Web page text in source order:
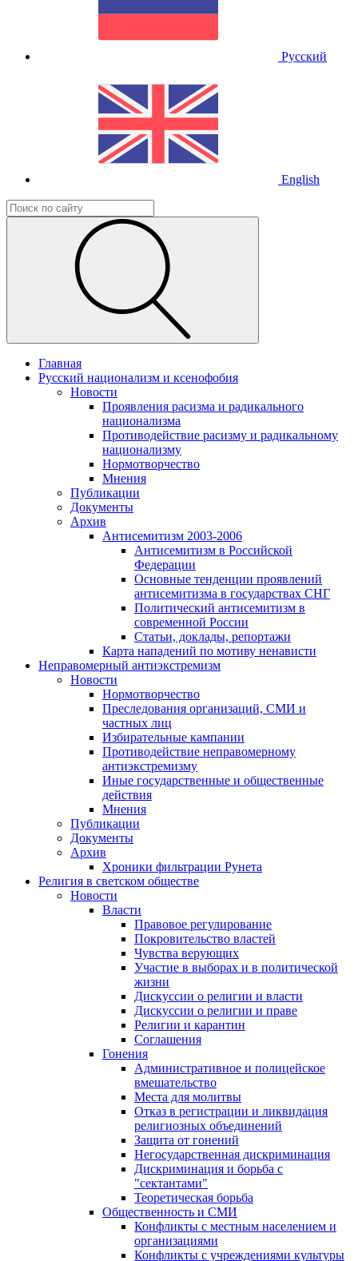
Русский
English
Главная
Русский национализм и ксенофобия
Новости
Проявления расизма и радикального
национализма
Противодействие расизму и радикальному
национализму
Нормотворчество
Мнения
Публикации
Документы
Архив
Антисемитизм 2003-2006
Антисемитизм в Российской
Федерации
Основные тенденции проявлений
антисемитизма в государствах СНГ
Политический антисемитизм в
современной России
Статьи, доклады, репортажи
Карта нападений по мотиву ненависти
Неправомерный антиэкстремизм
Новости
Нормотворчество
Преследования организаций, СМИ и
частных лиц
Избирательные кампании
Противодействие неправомерному
антиэкстремизму
Иные государственные и общественные
действия
Мнения
Публикации
Документы
Архив
Хроники фильтрации Рунета
Религия в светском обществе
Новости
Власти
Правовое регулирование
Покровительство властей
Чувства верующих
Участие в выборах и в политической
жизни
Дискуссии о религии и власти
Дискуссии о религии и праве
Религии и карантин
Соглашения
Гонения
Административное и полицейское
вмешательство
Места для молитвы
Отказ в регистрации и ликвидация
религиозных объединений
Защита от гонений
Негосударственная дискриминация
Дискриминация и борьба с
"сектантами"
Теоретическая борьба
Общественность и СМИ
Конфликты с местным населением и
организациями
Конфликты с учреждениями культуры